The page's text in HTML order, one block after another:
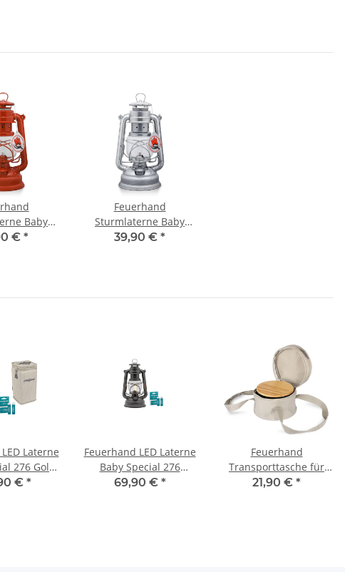
Baby
(Brick Red)
€ *
Feuerhand
Sturmlaterne Baby
Special 276 (Zink)
39,90 € *
Laterne
276 Gold
und Akku
€ *
Feuerhand LED Laterne
Baby Special 276
Sparkling Iron inkl.
69,90 € *
Feuerhand
Transporttasche für
Tamber
21,90 € *